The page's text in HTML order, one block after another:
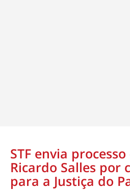
STF envia
Ricardo Salles por
para a Justiça do